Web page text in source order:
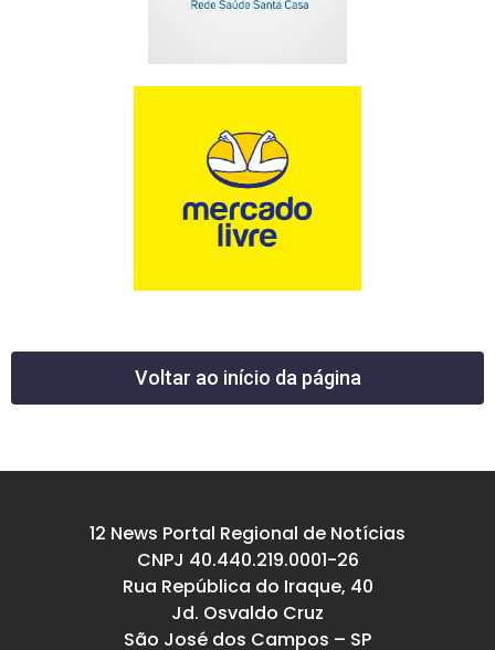
Voltar ao início da página
12 News Portal Regional de Notícias
CNPJ 40.440.219.0001-26
Rua República do Iraque, 40
Jd. Osvaldo Cruz
São José dos Campos – SP